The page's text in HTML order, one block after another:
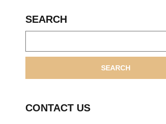
SEARCH
SEARCH
CONTACT US